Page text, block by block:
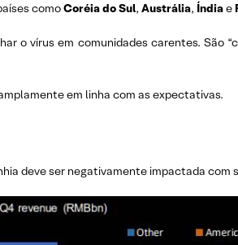
comoCoréia do Sul, Austrália, Índiae
o vírus em comunidades carentes. São
em linha com as expectativas.
deve ser negativamente impactada